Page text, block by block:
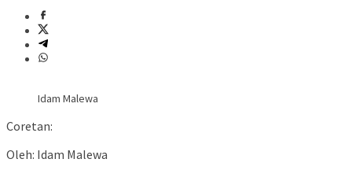
Idam Malewa
Coretan:
Oleh: Idam Malewa